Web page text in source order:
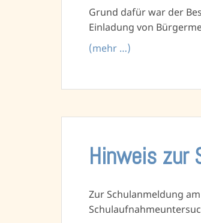
Grund dafür war der
Einladung von
(mehr …)
Hinweis zur
Zur Schulanmeldung